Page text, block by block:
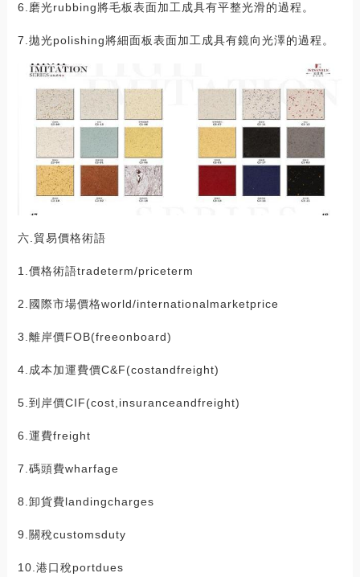
6.磨光rubbing將毛板表面加工成具有平整光滑的過程。
7.拋光polishing將細面板表面加工成具有鏡向光澤的過程。
六.貿易價格術語
1.價格術語tradeterm/priceterm
2.國際市場價格world/internationalmarketprice
3.離岸價FOB(freeonboard)
4.成本加運費價C&F(costandfreight)
5.到岸價CIF(cost,insuranceandfreight)
6.運費freight
7.碼頭費wharfage
8.卸貨費landingcharges
9.關稅customsduty
10.港口稅portdues